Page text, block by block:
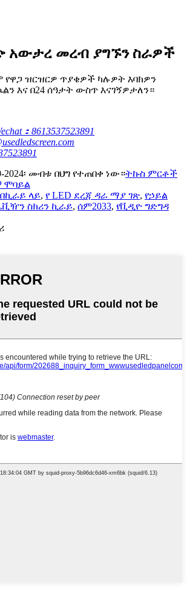
አውታረ መረብ ያግኙን ስራዎች
ዝርዝርዎ ጥያቄዎች ካሉዎት እባክዎን
እና በ24 ሰዓታት ውስጥ እናገኝዎታለን።
：8613537523891
መብቱ በህግ የተጠበቀ ነው።ትኩስ ምርቶች
ሞባይል
ላይ, የ LED ደረጃ ዳራ ማያ ገጽ, የኃይል
ስክሪን ኪራይ, ሰም2033, የቪዲዮ ግድግዳ